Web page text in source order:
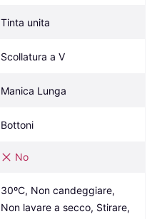
Tinta unita
Scollatura a V
Manica Lunga
Bottoni
No
30ºC, Non candeggiare,
Non lavare a secco, Stirare,